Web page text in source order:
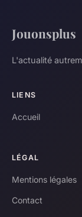
Jouonsplus
L'actualité
LIENS
Accueil
LÉGAL
Mentions légales
Contact